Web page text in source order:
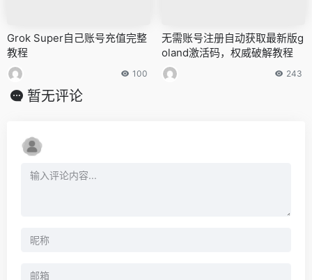
Grok Super自己账号充值完整
教程
100
无需账号注册自动获取最新版g
oland激活码，权威破解教程
243
暂无评论